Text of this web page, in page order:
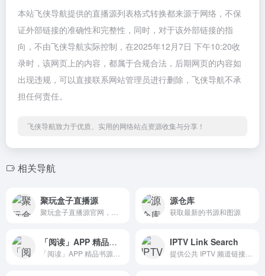
本站飞侠导航提供的直播源列表格式转换都来源于网络，不保
证外部链接的准确性和完整性，同时，对于该外部链接的指
向，不由飞侠导航实际控制，在2025年12月7日 下午10:20收
录时，该网页上的内容，都属于合规合法，后期网页的内容如
出现违规，可以直接联系网站管理员进行删除，飞侠导航不承
担任何责任。
飞侠导航致力于优质、实用的网络站点资源收集与分享！
相关导航
聚玩盒子直播源 源仓库
获取最新的书源和图源
「阅读」APP 精品书源 IPTV Link Search